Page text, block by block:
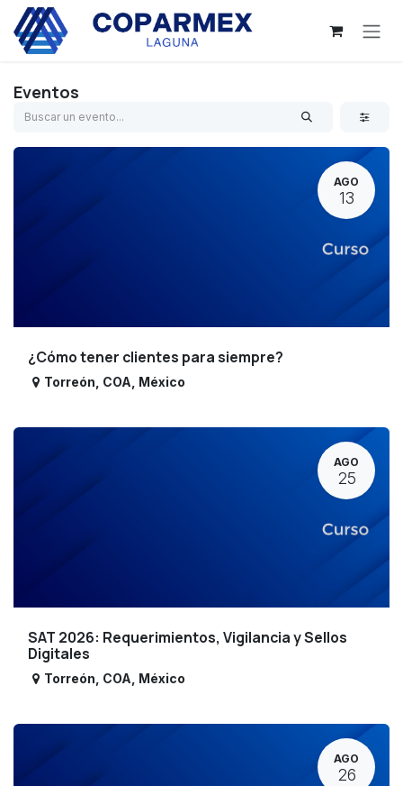
Ir al contenido
Eventos
AGO
13
¿Cómo tener clientes para siempre?
Torreón COA México
AGO
25
SAT 2026: Requerimientos, Vigilancia y Sellos
Digitales
Torreón COA México
AGO
26